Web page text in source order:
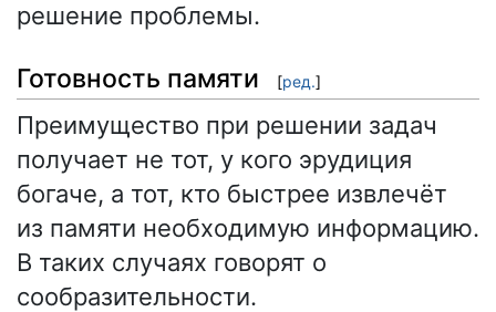
решение проблемы.
Готовность памяти [ред.]
Преимущество при решении задач
получает не тот, у кого эрудиция
богаче, а тот, кто быстрее извлечёт
из памяти необходимую информацию.
В таких случаях говорят о
сообразительности.